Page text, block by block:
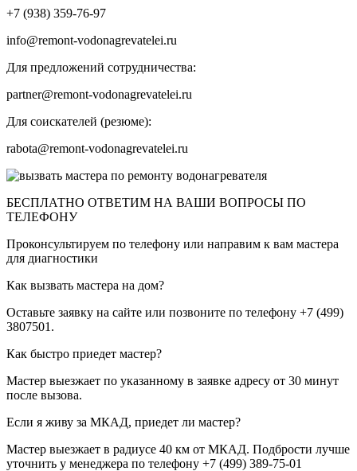
+7 (938) 359-76-97
info@remont-vodonagrevatelei.ru
Для предложений сотрудничества:
partner@remont-vodonagrevatelei.ru
Для соискателей (резюме):
rabota@remont-vodonagrevatelei.ru
БЕСПЛАТНО ОТВЕТИМ НА ВАШИ ВОПРОСЫ ПО
ТЕЛЕФОНУ
Проконсультируем по телефону или направим к вам мастера
для диагностики
Как вызвать мастера на дом?
Оставьте заявку на сайте или позвоните по телефону +7 (499)
3807501.
Как быстро приедет мастер?
Мастер выезжает по указанному в заявке адресу от 30 минут
после вызова.
Если я живу за МКАД, приедет ли мастер?
Мастер выезжает в радиусе 40 км от МКАД. Подбрости лучше
уточнить у менеджера по телефону +7 (499) 389-75-01